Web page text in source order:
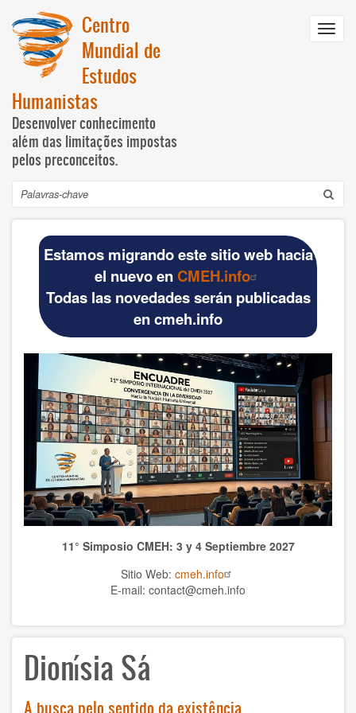
para
conteúdo
principal
Centro
Mundial de
Estudos
Humanistas
Desenvolver conhecimento
além das limitações impostas
pelos preconceitos.
Pesquisar
principal
INICIO
DOCUMENTOS BÁSICOS
Official materials
WCHS
TEMAS
Anthrolopogy
Natural sciences
Sciences
Culture
Spirituality
Estamos migrando este sitio web hacia
el nuevo en CMEH.info
Todas las novedades serán publicadas
en cmeh.info
11° Simposio CMEH: 3 y 4 Septiembre 2027
Sitio Web: cmeh.info
E-mail: contact@cmeh.info
Dionísia Sá
A busca pelo sentido da existência